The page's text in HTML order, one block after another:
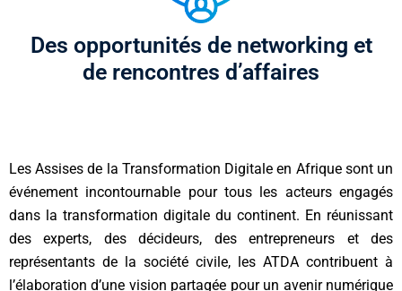
Des opportunités de networking et
de rencontres d’affaires
Les Assises de la Transformation Digitale en Afrique sont un
événement incontournable pour tous les acteurs engagés
dans la transformation digitale du continent. En réunissant
des experts, des décideurs, des entrepreneurs et des
représentants de la société civile, les ATDA contribuent à
l’élaboration d’une vision partagée pour un avenir numérique